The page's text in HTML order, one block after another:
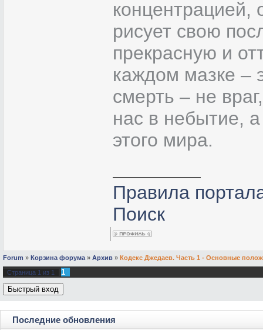
концентрацией,
рисует свою
прекрасную и
каждом мазке –
смерть – не
нас в небытие,
этого мира.
Правила
Поиск
Forum » Корзина форума » Архив » Кодекс Джедаев. Часть 1 - Основные
Страница 1 из 1 1
Последние обновления